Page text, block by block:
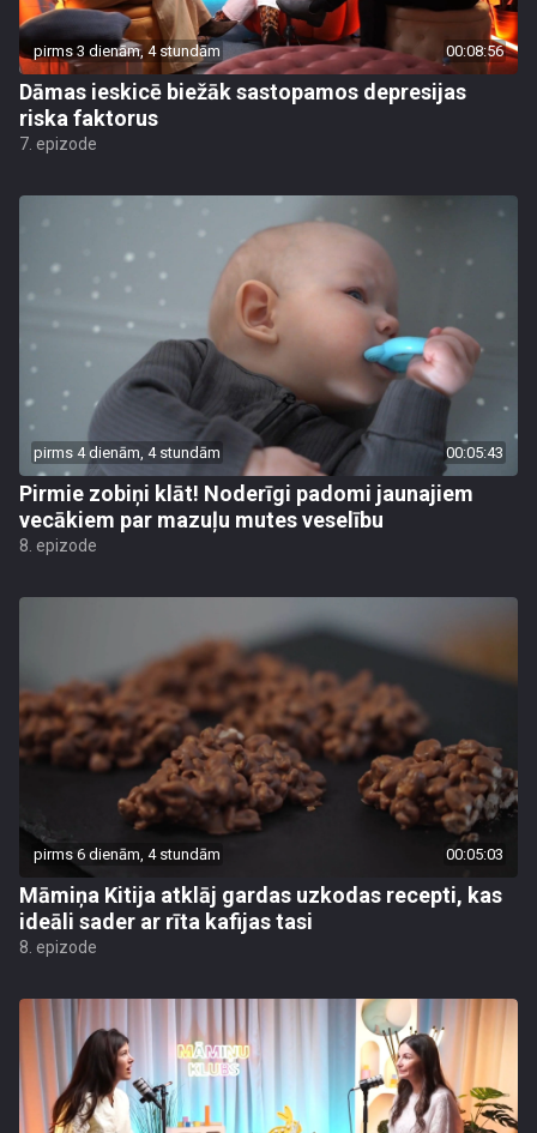
pirms 3 dienām, 4 stundām 00:08:56
Dāmas ieskicē biežāk sastopamos depresijas
riska faktorus
7. epizode
pirms 4 dienām, 4 stundām 00:05:43
Pirmie zobiņi klāt! Noderīgi padomi jaunajiem
vecākiem par mazuļu mutes veselību
8. epizode
pirms 6 dienām, 4 stundām 00:05:03
Māmiņa Kitija atklāj gardas uzkodas recepti, kas
ideāli sader ar rīta kafijas tasi
8. epizode